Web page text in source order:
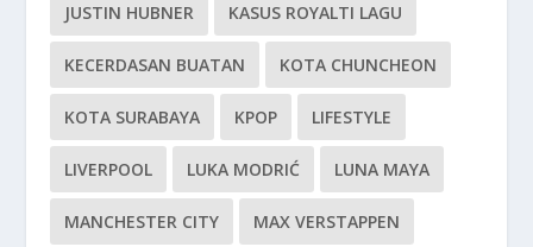
JUSTIN HUBNER KASUS ROYALTI LAGU
KECERDASAN BUATAN KOTA CHUNCHEON
KOTA SURABAYA KPOP LIFESTYLE
LIVERPOOL LUKA MODRIĆ LUNA MAYA
MANCHESTER CITY MAX VERSTAPPEN